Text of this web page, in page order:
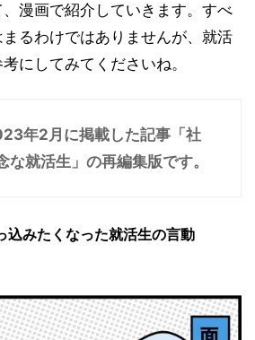
漫画で紹介していきます。すべ
るわけではありませんが、就活
にしてみてくださいね。
年2月に掲載した記事「社
な就活生」の再編集版です。
みたくなった就活生の言動